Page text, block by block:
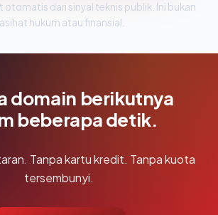
otomatis dari sinyal teknis publik. Ini bukan
hukum atau finansial.
domain berikutnya
beberapa detik.
Tanpa kartu kredit. Tanpa kuota
tersembunyi.